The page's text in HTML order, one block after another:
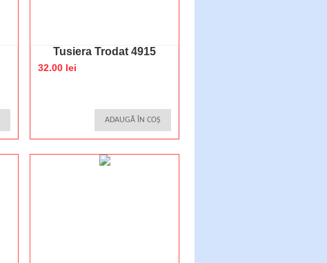
Tusiera Trodat 4915
32.00 lei
ADAUGĂ ÎN COȘ